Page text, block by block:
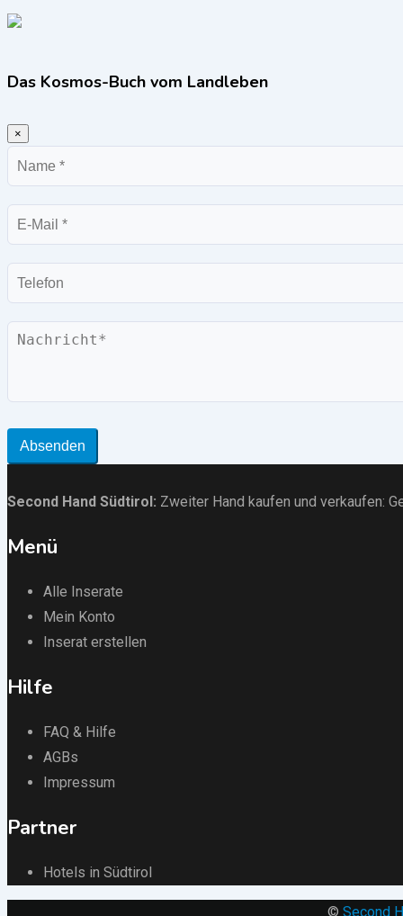
Das Kosmos-Buch vom Landleben
×
Name
E-
Mail
Telefon
Nachricht
Absenden
Second Hand Südtirol : Zweiter Hand kaufen und verkaufen:
Menü
Alle Inserate
Mein Konto
Inserat erstellen
Hilfe
FAQ & Hilfe
AGBs
Impressum
Partner
Hotels in Südtirol
© Second